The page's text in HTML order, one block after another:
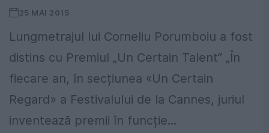
25 MAI 2015
Lungmetrajul lui Corneliu Porumboiu a fost
distins cu Premiul „Un Certain Talent” „În
fiecare an, în secțiunea «Un Certain
Regard» a Festivalului de la Cannes, juriul
inventează premii în funcție...